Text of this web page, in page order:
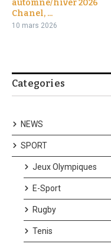
automne/hiver 2026
Chanel, ...
10 mars 2026
Categories
NEWS
SPORT
Jeux Olympiques
E-Sport
Rugby
Tenis